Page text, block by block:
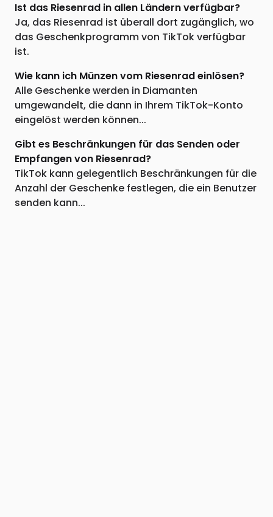
Ist das Riesenrad in allen Ländern verfügbar?
Ja, das Riesenrad ist überall dort zugänglich, wo
das Geschenkprogramm von TikTok verfügbar
ist.
Wie kann ich Münzen vom Riesenrad einlösen?
Alle Geschenke werden in Diamanten
umgewandelt, die dann in Ihrem TikTok-Konto
eingelöst werden können...
Gibt es Beschränkungen für das Senden oder
Empfangen von Riesenrad?
TikTok kann gelegentlich Beschränkungen für die
Anzahl der Geschenke festlegen, die ein Benutzer
senden kann...